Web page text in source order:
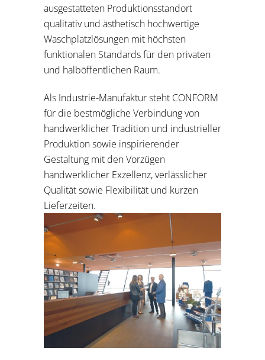
ausgestatteten Produktionsstandort
qualitativ und ästhetisch hochwertige
Waschplatzlösungen mit höchsten
funktionalen Standards für den privaten
und halböffentlichen Raum.
Als Industrie-Manufaktur steht CONFORM
für die bestmögliche Verbindung von
handwerklicher Tradition und industrieller
Produktion sowie inspirierender
Gestaltung mit den Vorzügen
handwerklicher Exzellenz, verlässlicher
Qualität sowie Flexibilität und kurzen
Lieferzeiten.